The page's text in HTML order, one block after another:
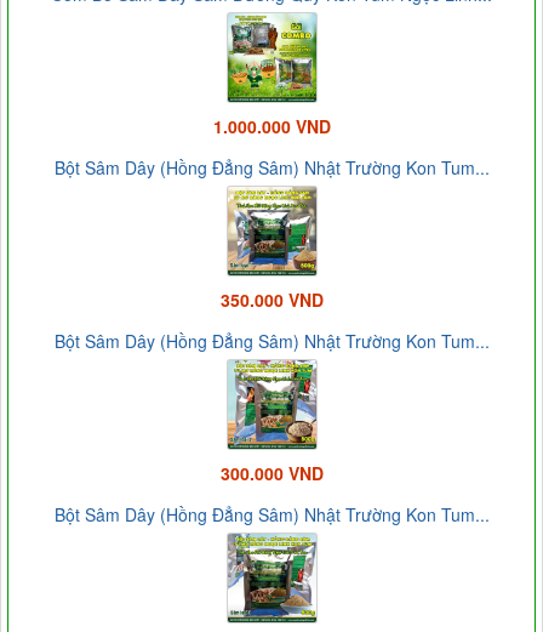
1.000.000 VND
Bột Sâm Dây (Hồng Đẳng Sâm) Nhật Trường Kon Tum...
350.000 VND
Bột Sâm Dây (Hồng Đẳng Sâm) Nhật Trường Kon Tum...
300.000 VND
Bột Sâm Dây (Hồng Đẳng Sâm) Nhật Trường Kon Tum...